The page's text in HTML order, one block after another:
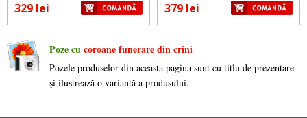
329 lei 379 lei
Poze cucoroane funerare din crini
Pozele produselor din aceasta pagina sunt cu titlu de prezentare
și ilustrează o variantă a produsului.